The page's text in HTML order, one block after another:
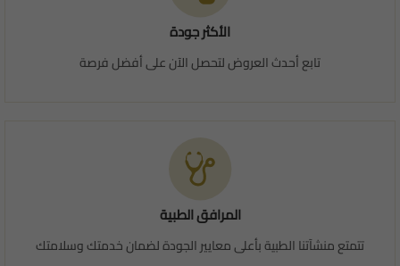
الأكثر جودة
تابع أحدث العروض لتحصل الآن على أفضل فرصة
المرافق الطبية
تتمتع منشآتنا الطبية بأعلى معايير الجودة لضمان خدمتك وسلامتك